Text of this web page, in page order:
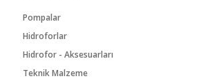
Pompalar
Hidroforlar
Hidrofor - Aksesuarları
Teknik Malzeme